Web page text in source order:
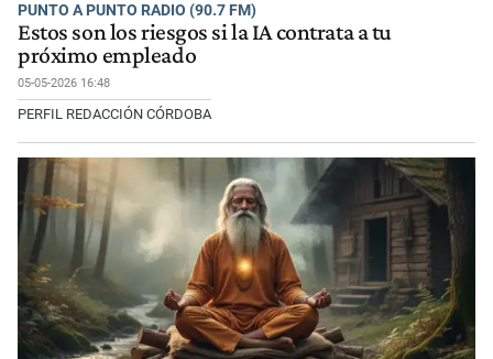
PUNTO A PUNTO RADIO (90.7 FM)
Estos son los riesgos si la IA contrata a tu
próximo empleado
05-05-2026 16:48
PERFIL REDACCIÓN CÓRDOBA